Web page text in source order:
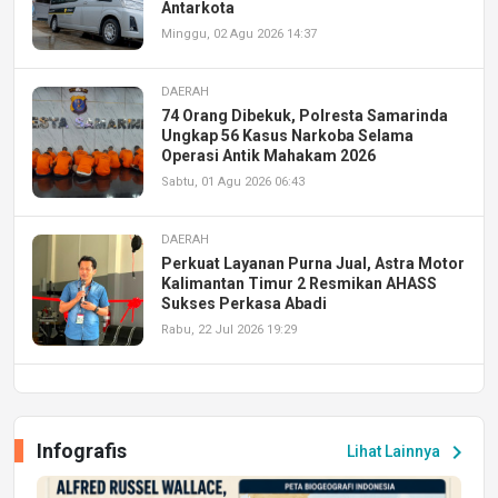
Antarkota
Minggu, 02 Agu 2026 14:37
DAERAH
74 Orang Dibekuk, Polresta Samarinda
Ungkap 56 Kasus Narkoba Selama
Operasi Antik Mahakam 2026
Sabtu, 01 Agu 2026 06:43
DAERAH
Perkuat Layanan Purna Jual, Astra Motor
Kalimantan Timur 2 Resmikan AHASS
Sukses Perkasa Abadi
Rabu, 22 Jul 2026 19:29
Peluang Kerja dan Magang
Jumat, 17 Jul 2026 22:30
Lihat Lainnya chevron_right
Infografis